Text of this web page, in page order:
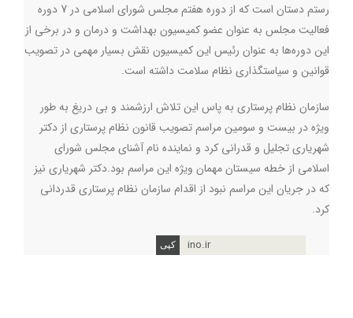
رستم دستان است که از دوره هفتم مجلس شورای اسلامی در 7 دوره
فعالیت مجلس به عنوان عضو کمیسیون بهداشت و درمان و در برخی از
این دوره‌ها به عنوان رئیس این کمیسیون نقش بسیار مهمی در تصویب
قوانین و سیاستگذاری نظام سلامت داشته است.
سازمان نظام پرستاری به پاس این تلاش ارزشمند و بی دریغ به طور
ویژه در بیست و سومین مراسم تصویب قانون نظام پرستاری از دکتر
شهریاری تجلیل و قدرانی کرد و نماینده نام آشنای مجلس شورای
اسلامی از خطه سیستان مهمان ویژه این مراسم بود.دکتر شهریاری نیز
که در جریان این مراسم نبود از اقدام سازمان نظام پرستاری قدردانی
کرد.
ino.ir